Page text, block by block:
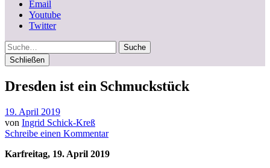
Email
Youtube
Twitter
Suche
Schließen
Dresden ist ein Schmuckstück
19. April 2019
von Ingrid Schick-Kreß
Schreibe einen Kommentar
Karfreitag, 19. April 2019